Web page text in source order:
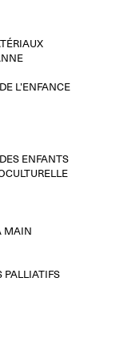
L’ENFANCE
ENFANTS
MAIN
PALLIATIFS